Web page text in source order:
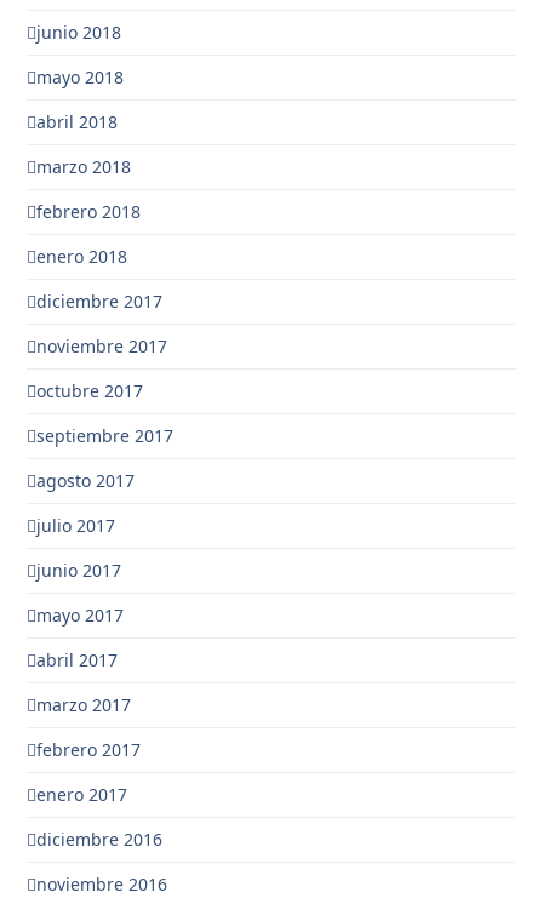
junio 2018
mayo 2018
abril 2018
marzo 2018
febrero 2018
enero 2018
diciembre 2017
noviembre 2017
octubre 2017
septiembre 2017
agosto 2017
julio 2017
junio 2017
mayo 2017
abril 2017
marzo 2017
febrero 2017
enero 2017
diciembre 2016
noviembre 2016